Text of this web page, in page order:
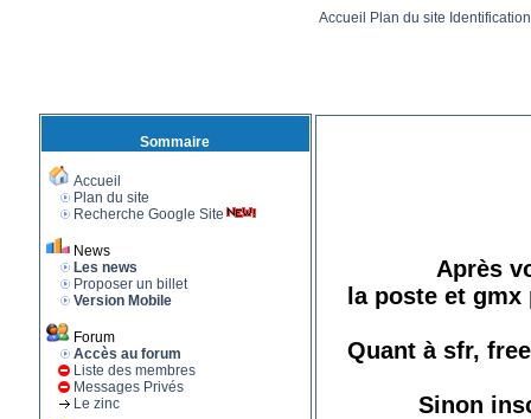
Accueil Plan du site
Sommaire
Accueil
Plan du site
Recherche Google Site
News
Les news
Proposer un billet
Version Mobile
Forum
Accès au forum
Liste des membres
Messages Privés
Le zinc
Après
la poste et
Quant à sfr,
Sinon